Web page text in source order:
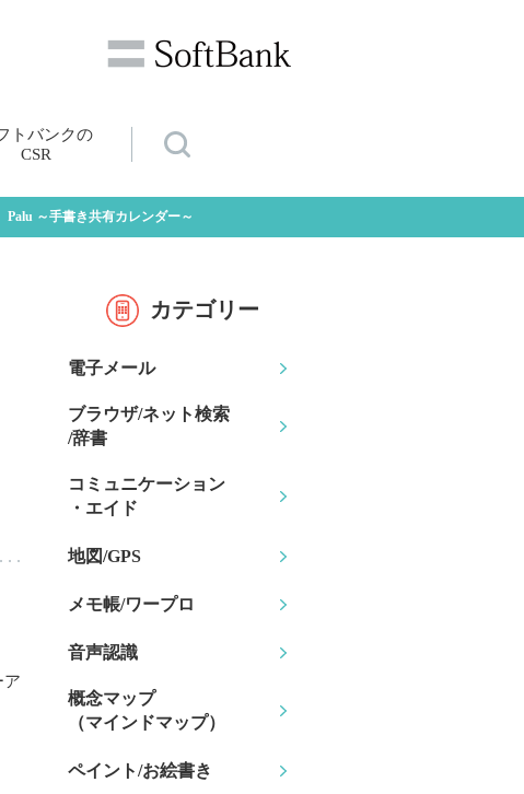
トバンクの
CSR
Palu ～手書き共有カレンダー～
ア
カテゴリー
電子メール
ブラウザ/ネット検索
/辞書
コミュニケーション
・エイド
地図/GPS
メモ帳/ワープロ
音声認識
概念マップ
（マインドマップ）
ペイント/お絵書き